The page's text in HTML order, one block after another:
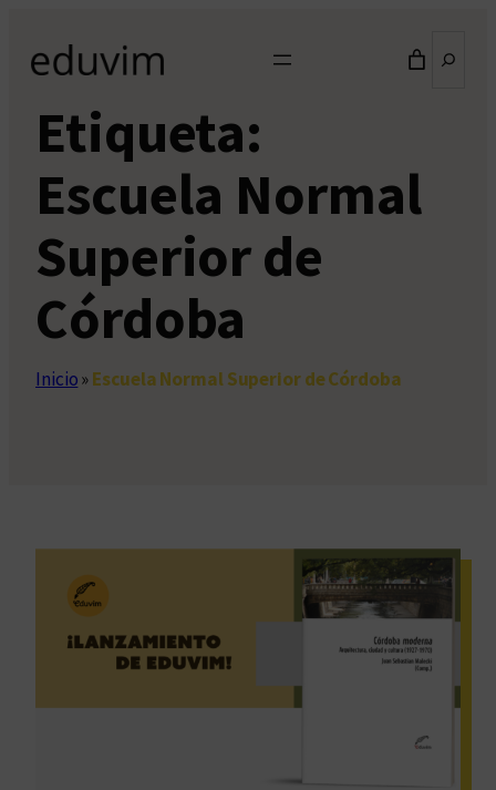
contenido
Etiqueta:
Escuela Normal
Superior de
Córdoba
Inicio»Escuela Normal Superior de Córdoba